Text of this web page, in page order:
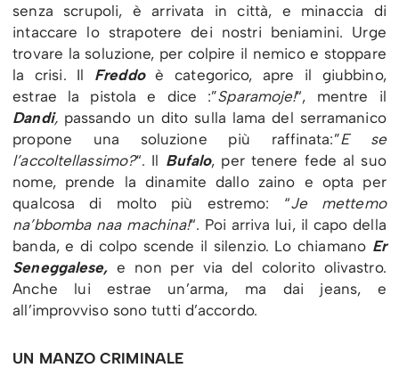
senza scrupoli, è arrivata in città, e minaccia di
intaccare lo strapotere dei nostri beniamini. Urge
trovare la soluzione, per colpire il nemico e stoppare
la crisi. Il Freddo è categorico, apre il giubbino,
estrae la pistola e dice :”Sparamoje!“, mentre il
Dandi, passando un dito sulla lama del serramanico
propone una soluzione più raffinata:”E se
l’accoltellassimo?“. Il Bufalo, per tenere fede al suo
nome, prende la dinamite dallo zaino e opta per
qualcosa di molto più estremo: “Je mettemo
na’bbomba naa machina!“. Poi arriva lui, il capo della
banda, e di colpo scende il silenzio. Lo chiamano Er
Seneggalese, e non per via del colorito olivastro.
Anche lui estrae un’arma, ma dai jeans, e
all’improvviso sono tutti d’accordo.
UN MANZO CRIMINALE